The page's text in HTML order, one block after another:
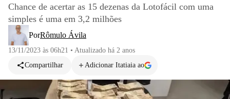
Chance de acertar as 15 dezenas da Lotofácil com uma
simples é uma em 3,2 milhões
PorRômulo Ávila
13/11/2023 às 06h21 • Atualizado há 2 anos
Compartilhar
Adicionar Itatiaia ao